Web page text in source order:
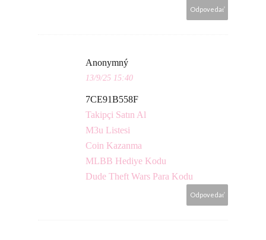
Odpovedať
Anonymný
13/9/25 15:40
7CE91B558F
Takipçi Satın Al
M3u Listesi
Coin Kazanma
MLBB Hediye Kodu
Dude Theft Wars Para Kodu
Odpovedať